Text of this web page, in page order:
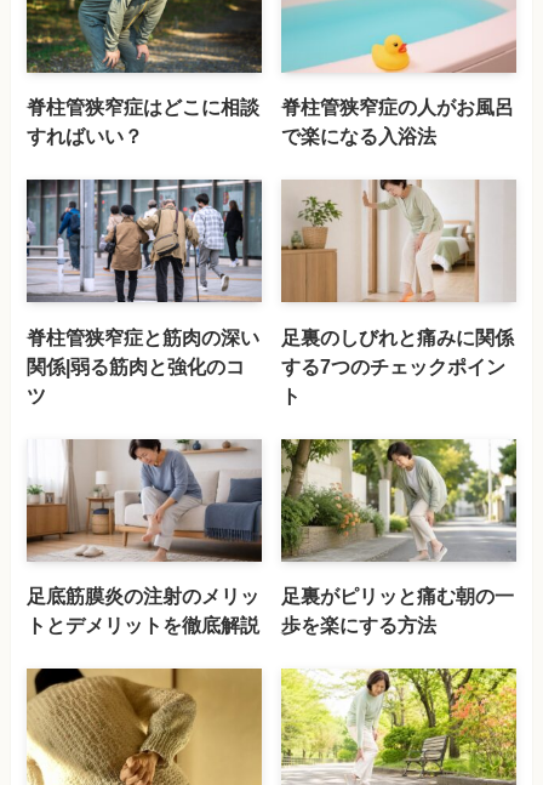
脊柱管狭窄症はどこに相談
すればいい？
脊柱管狭窄症の人がお風呂
で楽になる入浴法
脊柱管狭窄症と筋肉の深い
関係|弱る筋肉と強化のコ
ツ
足裏のしびれと痛みに関係
する7つのチェックポイン
ト
足底筋膜炎の注射のメリッ
トとデメリットを徹底解説
足裏がピリッと痛む朝の一
歩を楽にする方法